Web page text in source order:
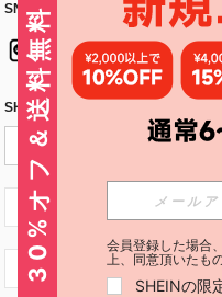
SNSフォローはこちら：
SHEIN STYLE NEWSを購読する
JP + 81
JP + 81
30%オフ＆送料無料 会員登録した場合、
上、同意頂いたも
SHEINの限